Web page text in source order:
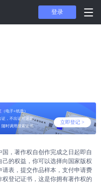
登录
电子+纸质）
证，不出证可退款
随时调用搜索证书
立即登记 >
，著作权自创作完成之日起即自
的权益，你可以选择向国家版权
表，提交作品样本，支付申请费
登记证书，这是你拥有著作权的